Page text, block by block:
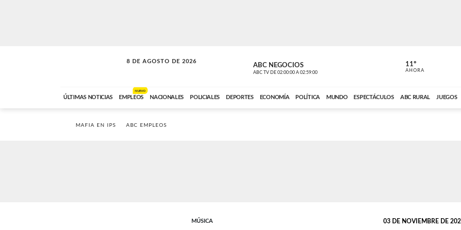
8 DE AGOSTO DE 2026
SOLO MÚSICA ABC NEGOCIOS
ABC TV DE 02:00:00 A 02:59:00 ABC CARDINAL
11º
AHORA
ÚLTIMAS NOTICIAS EMPLEOS
NUEVO
NACIONALES POLICIALES DEPORTES ECONOMÍA POLÍTICA MUNDO ESPECTÁCULOS ABC RURAL JUEGOS
MAFIA EN IPS ABC EMPLEOS
MÚSICA 03 DE NOVIEMBRE DE